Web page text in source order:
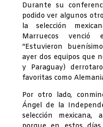
Durante su
podido ver algunos
la selección
Marruecos venció
“Estuvieron
ayer dos equipos que
y Paraguay)
favoritas como
Por otro lado,
Ángel de la
selección